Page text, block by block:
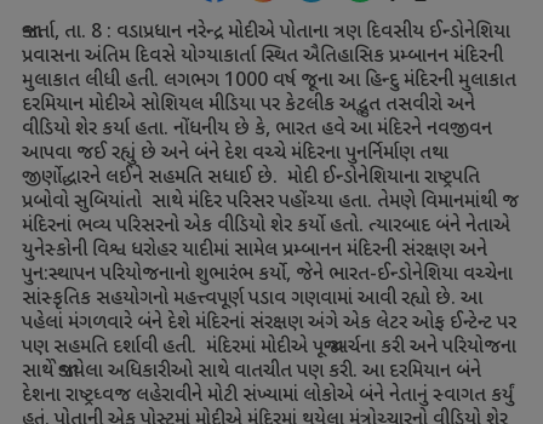
જાકાર્તા, તા. 8 : વડાપ્રધાન નરેન્દ્ર મોદીએ પોતાના ત્રણ દિવસીય ઈન્ડોનેશિયા
પ્રવાસના અંતિમ દિવસે યોગ્યાકાર્તા સ્થિત ઐતિહાસિક પ્રમ્બાનન મંદિરની
મુલાકાત લીધી હતી. લગભગ 1000 વર્ષ જૂના આ હિન્દુ મંદિરની મુલાકાત
દરમિયાન મોદીએ સોશિયલ મીડિયા પર કેટલીક અદ્ભુત તસવીરો અને
વીડિયો શેર કર્યા હતા. નોંધનીય છે કે, ભારત હવે આ મંદિરને નવજીવન
આપવા જઈ રહ્યું છે અને બંને દેશ વચ્ચે મંદિરના પુનર્નિર્માણ તથા
જીર્ણોદ્ધારને લઈને સહમતિ સધાઈ છે. મોદી ઈન્ડોનેશિયાના રાષ્ટ્રપતિ
પ્રબોવો સુબિયાંતો સાથે મંદિર પરિસર પહોંચ્યા હતા. તેમણે વિમાનમાંથી જ
મંદિરનાં ભવ્ય પરિસરનો એક વીડિયો શેર કર્યો હતો. ત્યારબાદ બંને નેતાએ
યુનેસ્કોની વિશ્વ ધરોહર યાદીમાં સામેલ પ્રમ્બાનન મંદિરની સંરક્ષણ અને
પુન:સ્થાપન પરિયોજનાનો શુભારંભ કર્યો, જેને ભારત-ઈન્ડોનેશિયા વચ્ચેના
સાંસ્કૃતિક સહયોગનો મહત્ત્વપૂર્ણ પડાવ ગણવામાં આવી રહ્યો છે. આ
પહેલાં મંગળવારે બંને દેશે મંદિરનાં સંરક્ષણ અંગે એક લેટર ઓફ ઈન્ટેન્ટ પર
પણ સહમતિ દર્શાવી હતી. મંદિરમાં મોદીએ પૂજા-અર્ચના કરી અને પરિયોજના
સાથે જોડાયેલા અધિકારીઓ સાથે વાતચીત પણ કરી. આ દરમિયાન બંને
દેશના રાષ્ટ્રધ્વજ લહેરાવીને મોટી સંખ્યામાં લોકોએ બંને નેતાનું સ્વાગત કર્યું